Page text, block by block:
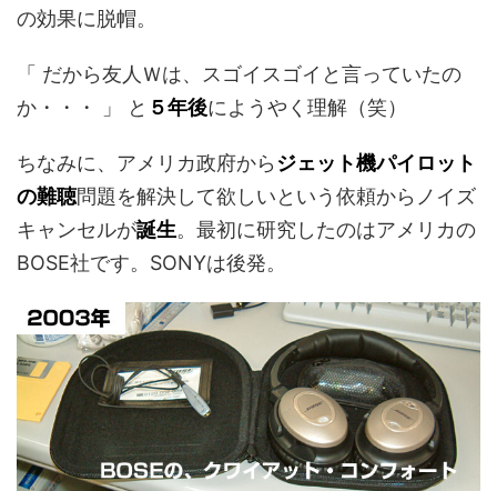
の効果に脱帽。
「 だから友人Ｗは、スゴイスゴイと言っていたの
か・・・ 」 と ５年後にようやく理解（笑）
ちなみに、アメリカ政府から ジェット機パイロット
の難聴問題を解決して欲しいという依頼からノイズ
キャンセルが誕生。最初に研究したのはアメリカの
BOSE社です。SONYは後発。